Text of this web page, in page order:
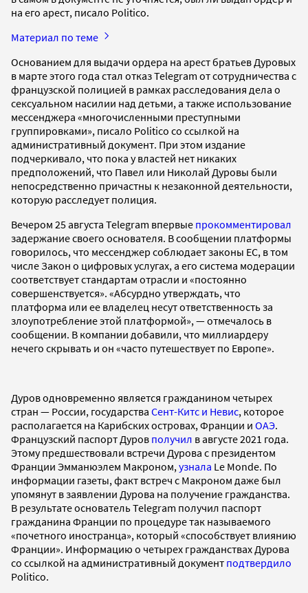
на его арест, писало Politico.
Материал по теме
Основанием для выдачи ордера на арест братьев Дуровых
в марте этого года стал отказ Telegram от сотрудничества с
французской полицией в рамках расследования дела о
сексуальном насилии над детьми, а также использование
мессенджера «многочисленными преступными
группировками», писало Politico со ссылкой на
административный документ. При этом издание
подчеркивало, что пока у властей нет никаких
предположений, что Павел или Николай Дуровы были
непосредственно причастны к незаконной деятельности,
которую расследует полиция.
Вечером 25 августа Telegram впервые прокомментировал
задержание своего основателя. В сообщении платформы
говорилось, что мессенджер соблюдает законы ЕС, в том
числе Закон о цифровых услугах, а его система модерации
соответствует стандартам отрасли и «постоянно
совершенствуется». «Абсурдно утверждать, что
платформа или ее владелец несут ответственность за
злоупотребление этой платформой», — отмечалось в
сообщении. В компании добавили, что миллиардеру
нечего скрывать и он «часто путешествует по Европе».
Дуров одновременно является гражданином четырех
стран — России, государства Сент-Китс и Невис, которое
располагается на Карибских островах, Франции и ОАЭ.
Французский паспорт Дуров получил в августе 2021 года.
Этому предшествовали встречи Дурова с президентом
Франции Эмманюэлем Макроном, узнала Le Monde. По
информации газеты, факт встреч с Макроном даже был
упомянут в заявлении Дурова на получение гражданства.
В результате основатель Telegram получил паспорт
гражданина Франции по процедуре так называемого
«почетного иностранца», который «способствует влиянию
Франции». Информацию о четырех гражданствах Дурова
со ссылкой на административный документ подтвердило
Politico.